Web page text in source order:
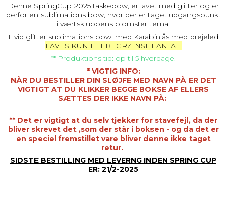
Denne SpringCup 2025 taskebow, er lavet med glitter og er
derfor en sublimations bow, hvor der er taget udgangspunkt
i værtsklubbens blomster tema.
Hvid glitter sublimations bow, med Karabinlås med drejeled
LAVES KUN I ET BEGRÆNSET ANTAL.
** Produktions tid: op til 5 hverdage.
* VIGTIG INFO:
NÅR DU BESTILLER DIN SLØJFE MED NAVN PÅ ER DET
VIGTIGT AT DU KLIKKER BEGGE BOKSE AF ELLERS
SÆTTES DER IKKE NAVN PÅ:
** Det er vigtigt at du selv tjekker for stavefejl, da der
bliver skrevet det ,som der står i boksen - og da det er
en speciel fremstillet vare bliver denne ikke taget
retur.
SIDSTE BESTILLING MED LEVERNG INDEN SPRING CUP
ER: 21/2-2025